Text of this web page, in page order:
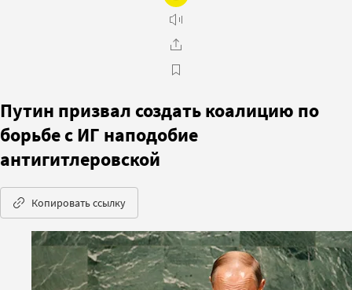
Путин призвал создать коалицию по
борьбе с ИГ наподобие
антигитлеровской
Копировать ссылку